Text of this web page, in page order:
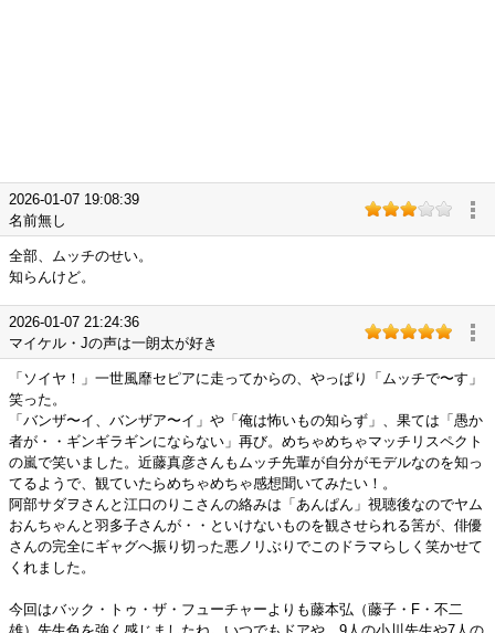
2026-01-07 19:08:39
名前無し
全部、ムッチのせい。
知らんけど。
2026-01-07 21:24:36
マイケル・Jの声は一朗太が好き
「ソイヤ！」一世風靡セピアに走ってからの、やっぱり「ムッチで〜す」
笑った。
「バンザ〜イ、バンザア〜イ」や「俺は怖いもの知らず」、果ては「愚か
者が・・ギンギラギンにならない」再び。めちゃめちゃマッチリスペクト
の嵐で笑いました。近藤真彦さんもムッチ先輩が自分がモデルなのを知っ
てるようで、観ていたらめちゃめちゃ感想聞いてみたい！。
阿部サダヲさんと江口のりこさんの絡みは「あんぱん」視聴後なのでヤム
おんちゃんと羽多子さんが・・といけないものを観させられる筈が、俳優
さんの完全にギャグへ振り切った悪ノリぶりでこのドラマらしく笑かせて
くれました。
今回はバック・トゥ・ザ・フューチャーよりも藤本弘（藤子・F・不二